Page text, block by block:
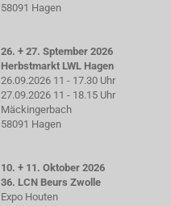
58091 Hagen
26. + 27. Sptember 2026
Herbstmarkt LWL Hagen
26.09.2026 11 - 17.30 Uhr
27.09.2026 11 - 18.15 Uhr
Mäckingerbach
58091 Hagen
10. + 11. Oktober 2026
36. LCN Beurs Zwolle
Expo Houten